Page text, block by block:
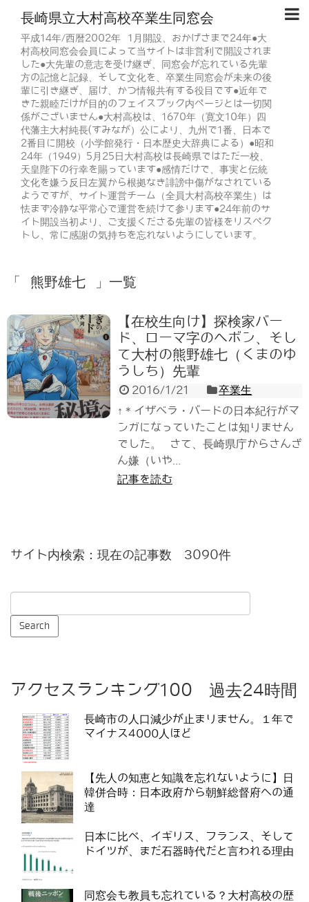
長崎県立大村高校卒業生同窓会
平成14年/西暦2002年 1月開設、おかげさまで24年●大
村高校同窓会会員によって当サイトは非営利で開設されま
した●大先輩の意志を受け継ぎ、同窓会が忘れている先輩
方の記憶と記録、そして文化を、卒業生同窓会が未来の後
輩に引き継ぎ、届け、かつ情報共有する役目です●近年で
きた親睦だけが目的のフェイスブック内ページとは一切関
係がございません●大村高校は、1670年（寛文10年）四
代藩主大村純長(すみなが）公により、九州で1番、日本で
2番目に開校（小学館発行・日本歴史大辞典による）●昭和
24年（1949）5月25日大村高校は長崎県ではただ一校、
天皇陛下の行幸を賜っています●感情だけで、事実と伝統
文化を嫌う反日左翼から根拠なき誹謗中傷がなされている
ようですが、サイト運営チーム（全員大村高校卒業生）は
怯まず冷静な平常心で運営を続けて参ります●24年前のサ
イト開設当初より、ご支援くださる先輩の皆様をリスペク
トし、常に感謝の気持ちを忘れないようにしています。
「 熊野雄七 」一覧
【在校生向け】探検家バー
ド、ローマ字のヘボン、そし
て大村の熊野雄七（くまのゆ
うしち）先輩
2016/1/21
卒業生
↑＊イザベラ・バードの日本紀行がマ
ンガになっていたことは知りません
でした。 さて、長崎県庁からさんざ
ん嫌（いや...
記事を読む
サイト内検索：現在の記事数 3090件
アクセスランキング100 過去24時間
長崎市の人口減少が止まりません。１年で
マイナス4000人ほど
【先人の知恵と知識を忘れないように】日
韓併合時：日本政府から朝鮮総督府への通
達
日本に比べ、イギリス、フランス、そして
ドイツが、まだ石器時代だと言われる理由
同窓会も教員も忘れている？大村高校の歴